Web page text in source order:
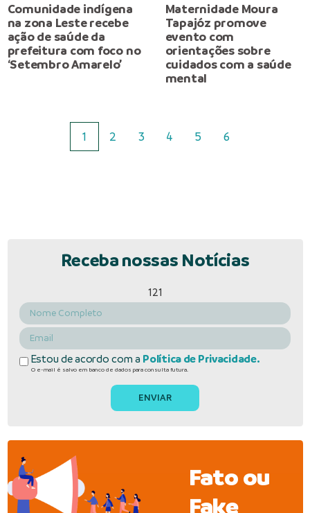
Comunidade indígena
na zona Leste recebe
ação de saúde da
prefeitura com foco no
‘Setembro Amarelo’
Maternidade Moura
Tapajóz promove
evento com
orientações sobre
cuidados com a saúde
mental
1 2 3 4 5 6
Receba nossas Notícias
121
Estou de acordo com a Política de Privacidade.
O e-mail é salvo em banco de dados para consulta futura.
Fato ou
Fake